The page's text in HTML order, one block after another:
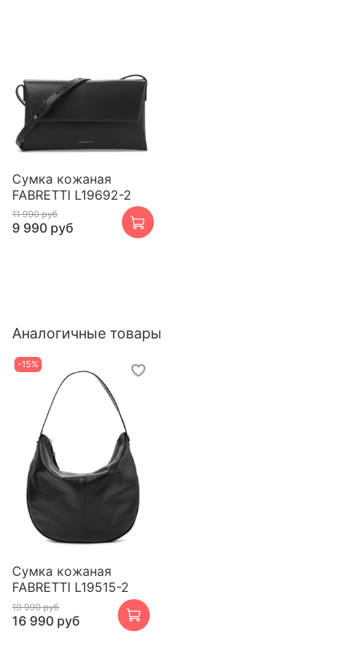
Сумка кожаная
FABRETTI L19692-2
11 990 руб
9 990 руб
Аналогичные товары
-15%
Сумка кожаная
FABRETTI L19515-2
19 990 руб
16 990 руб